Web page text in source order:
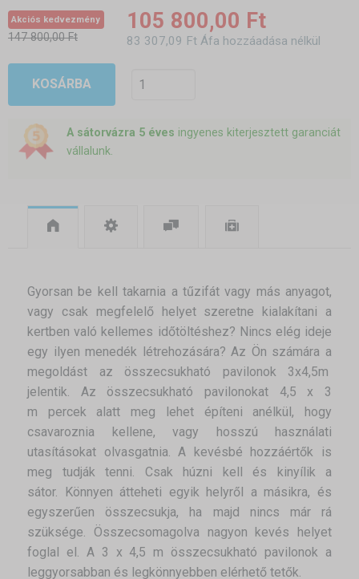
Akciós kedvezmény
147 800,00 Ft
105 800,00 Ft
83 307,09 Ft Áfa hozzáadása nélkül
KOSÁRBA
A sátorvázra 5 éves ingyenes kiterjesztett garanciát
vállalunk.
Gyorsan be kell takarnia a tűzifát vagy más anyagot,
vagy csak megfelelő helyet szeretne kialakítani a
kertben való kellemes időtöltéshez? Nincs elég ideje
egy ilyen menedék létrehozására? Az Ön számára a
megoldást az összecsukható pavilonok 3x4,5m
jelentik. Az összecsukható pavilonokat 4,5 x 3
m percek alatt meg lehet építeni anélkül, hogy
csavaroznia kellene, vagy hosszú használati
utasításokat olvasgatnia. A kevésbé hozzáértők is
meg tudják tenni. Csak húzni kell és kinyílik a
sátor. Könnyen átteheti egyik helyről a másikra, és
egyszerűen összecsukja, ha majd nincs már rá
szüksége. Összecsomagolva nagyon kevés helyet
foglal el. A 3 x 4,5 m összecsukható pavilonok a
leggyorsabban és legkönnyebben elérhető tetők.